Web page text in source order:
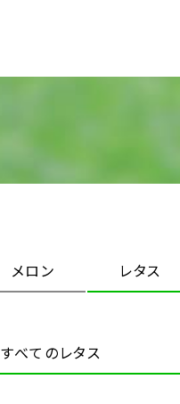
メロン レタス
すべてのレタス